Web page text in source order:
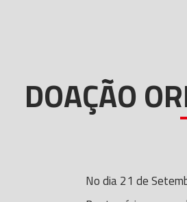
DOAÇÃO
No dia 21 de